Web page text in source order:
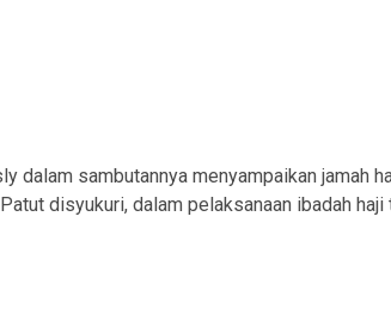
dalam sambutannya menyampaikan jamah
disyukuri, dalam pelaksanaan ibadah